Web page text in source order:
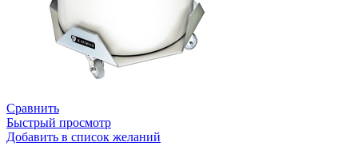
Сравнить
Быстрый просмотр
Добавить в список желаний